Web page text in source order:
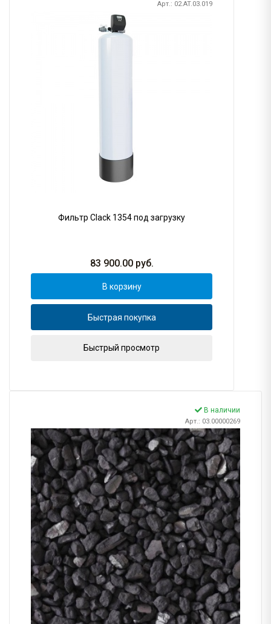
Арт.: 02.AT.03.019
Фильтр Clack 1354 под загрузку
83 900.00руб.
В корзину
Быстрая покупка
Быстрый просмотр
В наличии
Арт.: 03.00000269